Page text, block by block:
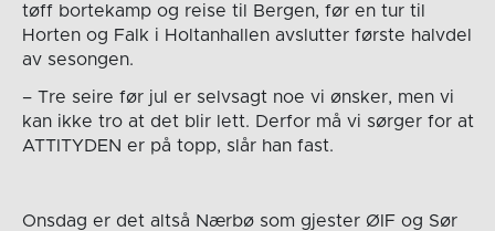
tøff bortekamp og reise til Bergen, før en tur til
Horten og Falk i Holtanhallen avslutter første halvdel
av sesongen.
– Tre seire før jul er selvsagt noe vi ønsker, men vi
kan ikke tro at det blir lett. Derfor må vi sørger for at
ATTITYDEN er på topp, slår han fast.
Onsdag er det altså Nærbø som gjester ØIF og Sør